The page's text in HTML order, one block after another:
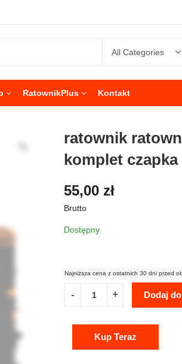
RatownikPlus Kontakt
ratownik
komplet
55,00 zł
Brutto
Dostępny
Najniższa cena z ostatnich 30 dni przed
Dodaj
Kup Teraz